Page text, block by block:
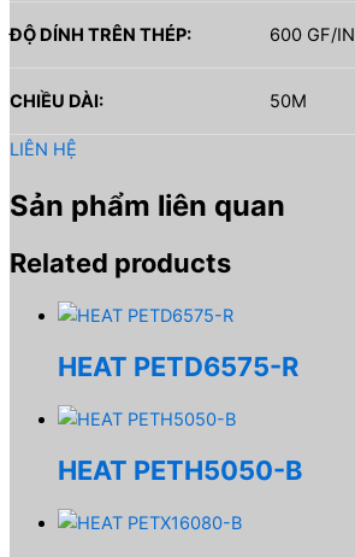
ĐỘ DÍNH TRÊN THÉP: 600 GF/IN
CHIỀU DÀI: 50M
LIÊN HỆ
Sản phẩm liên quan
Related products
HEAT PETD6575-R
HEAT PETH5050-B